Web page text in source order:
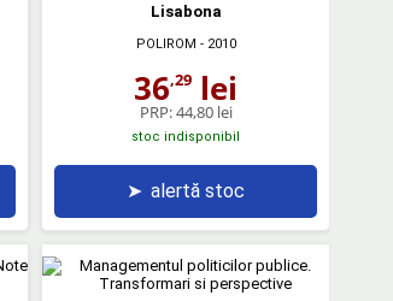
Lisabona
POLIROM - 2010
36,29 lei
PRP:44,80 lei
stoc indisponibil
➤ alertă stoc